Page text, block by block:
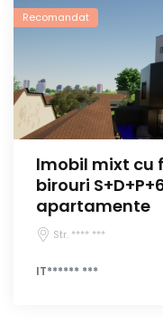
Recomandat
lmobil mixt cu
birouri
apartamente
Str. **** ***
IT****** ***